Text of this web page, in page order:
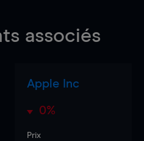
associés
Apple Inc
0%
Prix